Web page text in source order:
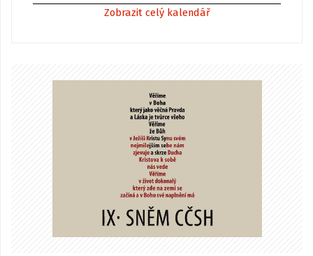
Zobrazit celý kalendář